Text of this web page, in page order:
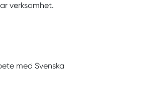
verksamhet.
med Svenska